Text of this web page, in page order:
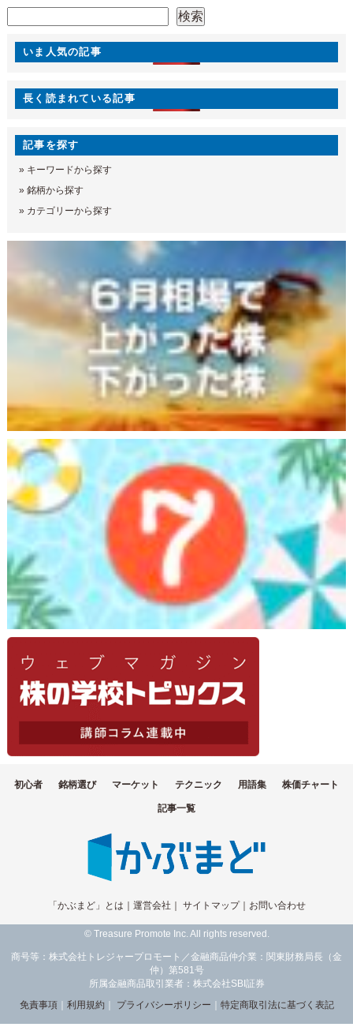
検索
いま人気の記事
長く読まれている記事
記事を探す
» キーワードから探す
» 銘柄から探す
» カテゴリーから探す
初心者 銘柄選び マーケット テクニック 用語集 株価チャート
記事一覧
「かぶまど」とは 運営会社 サイトマップ｜ お問い合わせ
© Treasure Promote Inc. All rights reserved.
商号等：株式会社トレジャープロモート／金融商品仲介業：関東財務局長（金
仲）第581号
所属金融商品取引業者：株式会社SBI証券
免責事項｜ 利用規約 プライバシーポリシー 特定商取引法に基づく表記